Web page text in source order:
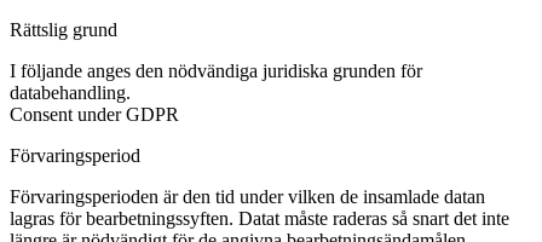
Rättslig grund
I följande anges den nödvändiga juridiska grunden för
databehandling.
Consent under GDPR
Förvaringsperiod
Förvaringsperioden är den tid under vilken de insamlade datan
lagras för bearbetningssyften. Datat måste raderas så snart det inte